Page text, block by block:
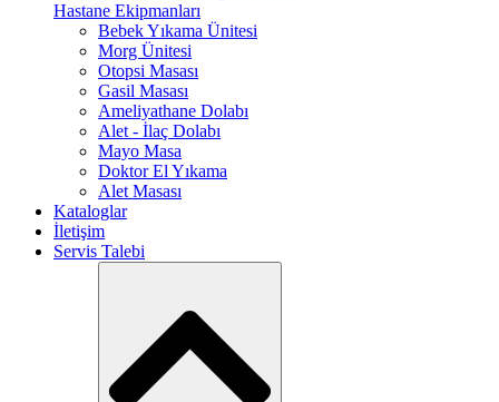
Hastane Ekipmanları
Bebek Yıkama Ünitesi
Morg Ünitesi
Otopsi Masası
Gasil Masası
Ameliyathane Dolabı
Alet - İlaç Dolabı
Mayo Masa
Doktor El Yıkama
Alet Masası
Kataloglar
İletişim
Servis Talebi